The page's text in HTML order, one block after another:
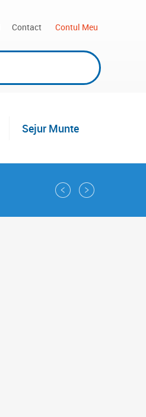
Contact Contul Meu
Sejur Munte